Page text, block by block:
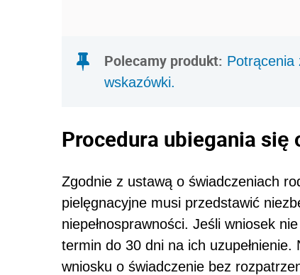
Polecamy produkt: Potrącenia
wskazówki.
Procedura ubiegania
Zgodnie z ustawą o świadczeniach
pielęgnacyjne musi przedstawić
niepełnosprawności. Jeśli wniosek
termin do 30 dni na ich
wniosku o świadczenie bez